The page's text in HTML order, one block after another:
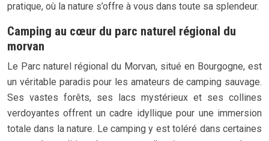
pratique, où la nature s’offre à vous dans toute sa splendeur.
Camping au cœur du parc naturel régional du
morvan
Le Parc naturel régional du Morvan, situé en Bourgogne, est
un véritable paradis pour les amateurs de camping sauvage.
Ses vastes forêts, ses lacs mystérieux et ses collines
verdoyantes offrent un cadre idyllique pour une immersion
totale dans la nature. Le camping y est toléré dans certaines